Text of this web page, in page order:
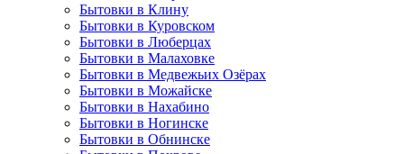
Бытовки в Клину
Бытовки в Куровском
Бытовки в Люберцах
Бытовки в Малаховке
Бытовки в Медвежьих Озёрах
Бытовки в Можайске
Бытовки в Нахабино
Бытовки в Ногинске
Бытовки в Обнинске